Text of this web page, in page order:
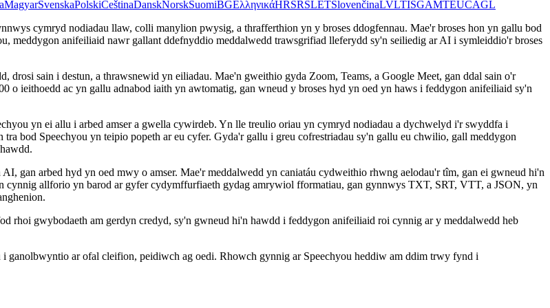
MagyarSvenskaPolskiČeštinaDanskNorskSuomiBGΕλληνικάHRSRSLETSlovenčinaLVLTISGAMTEUCAGL
cymryd nodiadau llaw, colli manylion pwysig, a thrafferthion yn y broses ddogfennau. Mae'r broses hon yn gallu bod
meddygon anifeiliaid nawr gallant ddefnyddio meddalwedd trawsgrifiad lleferydd sy'n seiliedig ar AI i symleiddio'r broses
sain i destun, a thrawsnewid yn eiliadau. Mae'n gweithio gyda Zoom, Teams, a Google Meet, gan ddal sain o'r
o ieithoedd ac yn gallu adnabod iaith yn awtomatig, gan wneud y broses hyd yn oed yn haws i feddygon anifeiliaid sy'n
yn ei allu i arbed amser a gwella cywirdeb. Yn lle treulio oriau yn cymryd nodiadau a dychwelyd i'r swyddfa i
bod Speechyou yn teipio popeth ar eu cyfer. Gyda'r gallu i greu cofrestriadau sy'n gallu eu chwilio, gall meddygon
gan arbed hyd yn oed mwy o amser. Mae'r meddalwedd yn caniatáu cydweithio rhwng aelodau'r tîm, gan ei gwneud hi'n
cynnig allforio yn barod ar gyfer cydymffurfiaeth gydag amrywiol fformatiau, gan gynnwys TXT, SRT, VTT, a JSON, yn
rhoi gwybodaeth am gerdyn credyd, sy'n gwneud hi'n hawdd i feddygon anifeiliaid roi cynnig ar y meddalwedd heb
ganolbwyntio ar ofal cleifion, peidiwch ag oedi. Rhowch gynnig ar Speechyou heddiw am ddim trwy fynd i